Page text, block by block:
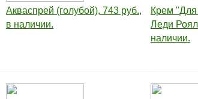
Акваспрей (голубой), 743 руб.,
в наличии.
Крем
Леди
наличии.